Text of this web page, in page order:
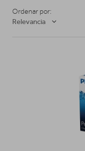
Ordenar por:
Relevancia